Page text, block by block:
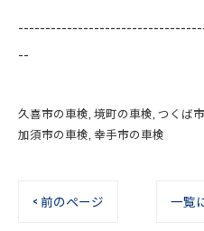
--
久喜市の車検 境町の車検 つくば
加須市の車検 幸手市の車検
< 前のページ 一覧